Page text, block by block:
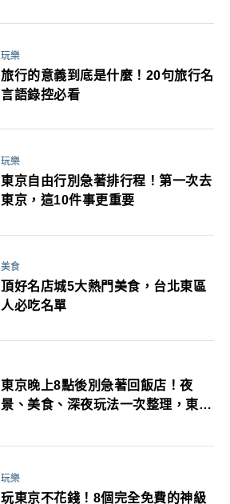
玩樂
旅行的意義到底是什麼！20句旅行名
言語錄控必看
玩樂
東京自由行別急著排行程！第一次去
東京，這10件事更重要
美食
頂好名店城5大熱門美食，台北東區
人必吃名單
東京晚上8點後別急著回飯店！夜
景、美食、深夜玩法一次整理，東京
玩樂
玩東京不花錢！8個完全免費的神級